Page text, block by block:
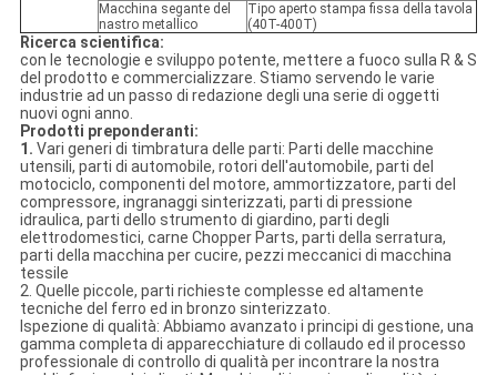
Macchina segante del
nastro metallico
Tipo aperto stampa fissa della tavola
(40T-400T)
Ricerca scientifica:
con le tecnologie e sviluppo potente, mettere a fuoco sulla R & S
del prodotto e commercializzare. Stiamo servendo le varie
industrie ad un passo di redazione degli una serie di oggetti
nuovi ogni anno.
Prodotti preponderanti:
1. Vari generi di timbratura delle parti: Parti delle macchine
utensili, parti di automobile, rotori dell'automobile, parti del
motociclo, componenti del motore, ammortizzatore, parti del
compressore, ingranaggi sinterizzati, parti di pressione
idraulica, parti dello strumento di giardino, parti degli
elettrodomestici, carne Chopper Parts, parti della serratura,
parti della macchina per cucire, pezzi meccanici di macchina
tessile
2. Quelle piccole, parti richieste complesse ed altamente
tecniche del ferro ed in bronzo sinterizzato.
Ispezione di qualità: Abbiamo avanzato i principi di gestione, una
gamma completa di apparecchiature di collaudo ed il processo
professionale di controllo di qualità per incontrare la nostra